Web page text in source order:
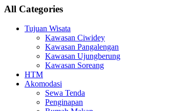
All Categories
Tujuan Wisata
Kawasan Ciwidey
Kawasan Pangalengan
Kawasan Ujungberung
Kawasan Soreang
HTM
Akomodasi
Sewa Tenda
Penginapan